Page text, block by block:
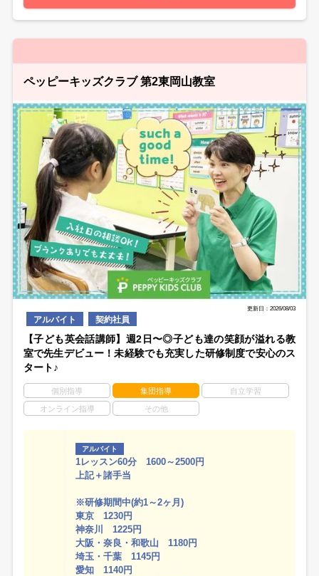
ペッピーキッズクラブ 第2東岡山教室
更新日：2026/08/03
アルバイト 契約社員
【子ども英会話講師】週2日〜◎子ども達の笑顔が溢れる教
室で先生デビュー！未経験でも充実した研修制度で安心のス
タート♪
個別指導 集団指導 自立学習
オンライン指導 その他
アルバイト
1レッスン60分 1600～2500円
上記＋諸手当
※研修期間中(約1～2ヶ月)
東京 1230円
神奈川 1225円
大阪・奈良・和歌山 1180円
埼玉・千葉 1145円
愛知 1140円